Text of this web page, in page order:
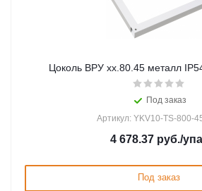
Цоколь ВРУ хх.80.45 металл
Под заказ
Артикул: YKV10-TS-800-
4 678.37руб./
Под заказ